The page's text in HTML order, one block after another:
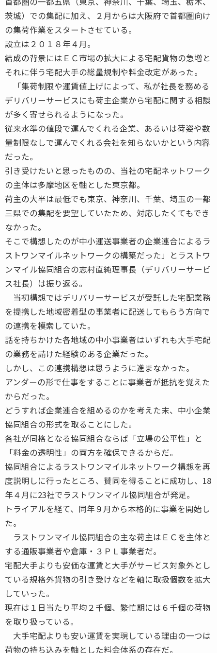
茨城）での集配に加え、２月からは大阪府で首都圏向け
の集荷作業をスタートさせている。
設立は２０１８年４月。
結成の背景にはＥＣ市場の拡大による宅配貨物の急増と
それに伴う宅配大手の総量規制や料金改定があった。
「集荷制限や運賃値上げによって、私が社長を務める
デリバリーサービスにも荷主企業から宅配に関する相談
が多く寄せられるようになった。
従来水準の値段で運んでくれる企業、あるいは荷姿や数
量制限なしで運んでくれる会社を知らないかという内容
だった。
引き受けたいと思ったものの、当社の宅配ネットワーク
の主体は多摩地区を軸とした東京都。
荷主の大半は最低でも東京、神奈川、千葉、埼玉の一都
三県での集配を要望していたため、対応したくてもでき
なかった。
そこで構想したのが中小運送事業者の企業連合によるラ
ストワンマイルネットワークの構築だった」とラストワ
ンマイル協同組合の志村直純理事長（デリバリーサービ
ス社長）は振り返る。
当初構想ではデリバリーサービスが受託した宅配業務
を提携した地域密着型の事業者に配送してもらう方向で
の連携を模索していた。
話を持ちかけた各地域の中小事業者はいずれも大手宅配
の業務を請けた経験のある企業だった。
しかし、この連携構想は思うように進まなかった。
アンダーの形で仕事をすることに事業者が抵抗を覚えた
からだった。
どうすれば企業連合を組めるのかを考えた末、中小企業
協同組合の形式を取ることにした。
各社が同格となる協同組合ならば「立場の公平性」と
「料金の透明性」の両方を確保できるからだ。
協同組合によるラストワンマイルネットワーク構想を再
度説明しに行ったところ、賛同を得ることに成功し、18
年４月に23社でラストワンマイル協同組合が発足。
トライアルを経て、同年９月から本格的に事業を開始し
た。
ラストワンマイル協同組合の主な荷主はＥＣを主体と
する通販事業者や倉庫・３ＰＬ事業者だ。
宅配大手よりも安価な運賃と大手がサービス対象外とし
ている規格外貨物の引き受けなどを軸に取扱個数を拡大
していった。
現在は１日当たり平均２千個、繁忙期には６千個の荷物
を取り扱っている。
大手宅配よりも安い運賃を実現している理由の一つは
荷物の持ち込みを軸とした料金体系の存在だ。